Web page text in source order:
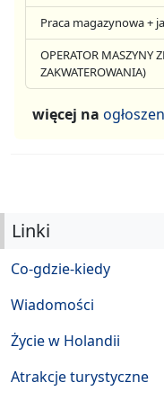
Praca magazynowa +
OPERATOR MASZYNY
ZAKWATEROWANIA)
więcej na
Linki
Co-gdzie-kiedy
Wiadomości
Życie w Holandii
Atrakcje turystyczne